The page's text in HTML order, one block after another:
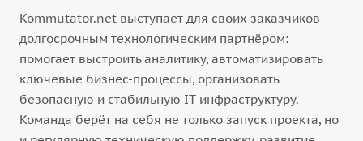
Kommutator.net выступает для своих заказчиков
долгосрочным технологическим партнёром:
помогает выстроить аналитику, автоматизировать
ключевые бизнес-процессы, организовать
безопасную и стабильную IT-инфраструктуру.
Команда берёт на себя не только запуск проекта, но